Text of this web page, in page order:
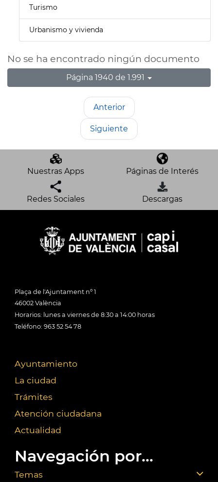
Turismo
Urbanismo y vivienda
No se ha encontrado ningún documento
Página 1940 de 1.991
Anterior
Siguiente
Nuestras Apps Páginas de Interés
Redes Sociales Descargas
Plaça de l'Ajuntament nº 1
46002 València
Horarios: lunes a viernes de 8:30 a 14:00 horas
Teléfono: 963 52 54 78
Ayuntamiento
La ciudad
Trámites
Atención ciudadana
Actualidad
Navegación por...
Temas